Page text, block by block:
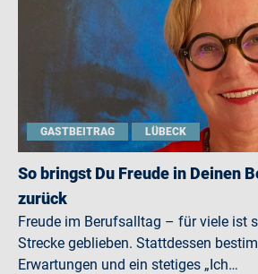
GASTBEITRAG LÜBECK
So bringst Du Freude in Deinen
zurück
Freude im Berufsalltag – für viele ist
Strecke geblieben. Stattdessen
Erwartungen und ein stetiges „Ich…